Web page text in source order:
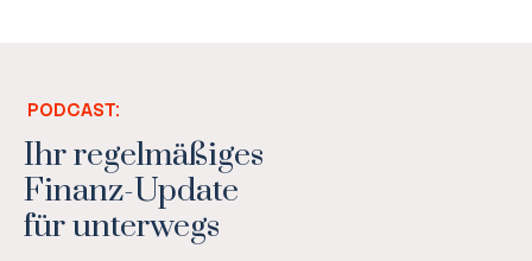
PODCAST:
Ihr regelmäßiges
Finanz-Update
für unterwegs